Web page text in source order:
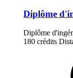
Diplôme
Diplôme
180 crédits